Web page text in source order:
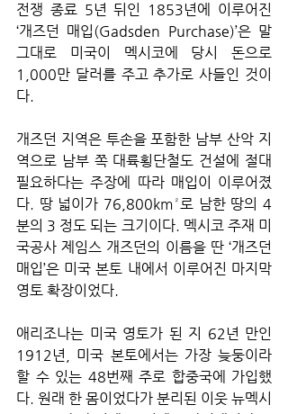
전쟁 종료 5년 뒤인 1853년에 이루어진
‘개즈던 매입(Gadsden Purchase)’은 말
그대로 미국이 멕시코에 당시 돈으로
1,000만 달러를 주고 추가로 사들인 것이
다.
개즈던 지역은 투손을 포함한 남부 산악 지
역으로 남부 쪽 대륙횡단철도 건설에 절대
필요하다는 주장에 따라 매입이 이루어졌
다. 땅 넓이가 76,800km²로 남한 땅의 4
분의 3 정도 되는 크기이다. 멕시코 주재 미
국공사 제임스 개즈던의 이름을 딴 ‘개즈던
매입’은 미국 본토 내에서 이루어진 마지막
영토 확장이었다.
애리조나는 미국 영토가 된 지 62년 만인
1912년, 미국 본토에서는 가장 늦둥이라
할 수 있는 48번째 주로 합중국에 가입했
다. 원래 한 몸이었다가 분리된 이웃 뉴멕시